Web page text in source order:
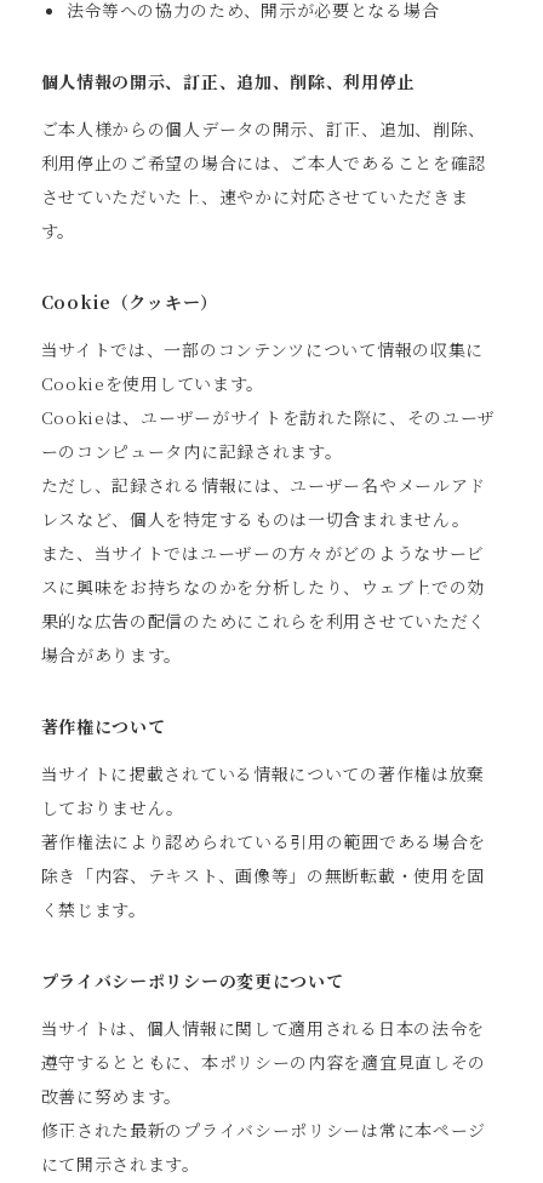
法令等への協力のため、開示が必要となる場合
個人情報の開示、訂正、追加、削除、利用停止
ご本人様からの個人データの開示、訂正、追加、削除、
利用停止のご希望の場合には、ご本人であることを確認
させていただいた上、速やかに対応させていただきま
す。
Cookie（クッキー）
当サイトでは、一部のコンテンツについて情報の収集に
Cookieを使用しています。
Cookieは、ユーザーがサイトを訪れた際に、そのユーザ
ーのコンピュータ内に記録されます。
ただし、記録される情報には、ユーザー名やメールアド
レスなど、個人を特定するものは一切含まれません。
また、当サイトではユーザーの方々がどのようなサービ
スに興味をお持ちなのかを分析したり、ウェブ上での効
果的な広告の配信のためにこれらを利用させていただく
場合があります。
著作権について
当サイトに掲載されている情報についての著作権は放棄
しておりません。
著作権法により認められている引用の範囲である場合を
除き「内容、テキスト、画像等」の無断転載・使用を固
く禁じます。
プライバシーポリシーの変更について
当サイトは、個人情報に関して適用される日本の法令を
遵守するとともに、本ポリシーの内容を適宜見直しその
改善に努めます。
修正された最新のプライバシーポリシーは常に本ページ
にて開示されます。